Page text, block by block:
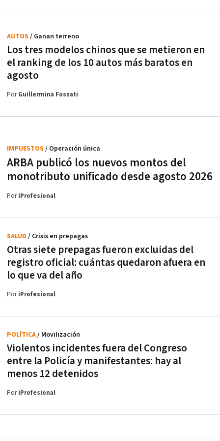
Los tres modelos chinos que se metieron en
el ranking de los 10 autos más baratos en
agosto
AUTOS / Ganan terreno
PorGuillermina Fossati
ARBA publicó los nuevos montos del
monotributo unificado desde agosto 2026
IMPUESTOS / Operación única
PoriProfesional
Otras siete prepagas fueron excluidas del
registro oficial: cuántas quedaron afuera en
lo que va del año
SALUD / Crisis en prepagas
PoriProfesional
Violentos incidentes fuera del Congreso
entre la Policía y manifestantes: hay al
menos 12 detenidos
POLÍTICA/ Movilización
PoriProfesional